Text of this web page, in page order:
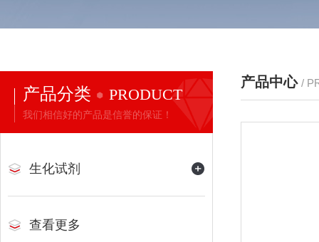
产品分类 PRODUCT
我们相信好的产品是信誉的保证！
生化试剂
查看更多
产品中心 /